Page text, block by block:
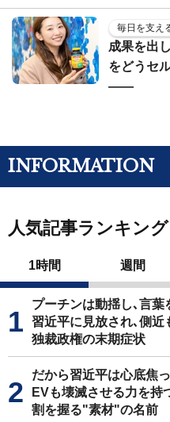
毎日を支え
成果を出
をどうセ
——
INFORMATION
人気記事ランキング
1時間 週間
プーチンは動揺し､言
習近平に見放され､側近
独裁政権の末期症状
だから習近平は心底焦
EVも壊滅させる力を持
割を握る"素材"の名前